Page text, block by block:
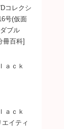
コレクシ
号(仮面
ブル
冊百科]
ａｃｋ
ａｃｋ
イティ